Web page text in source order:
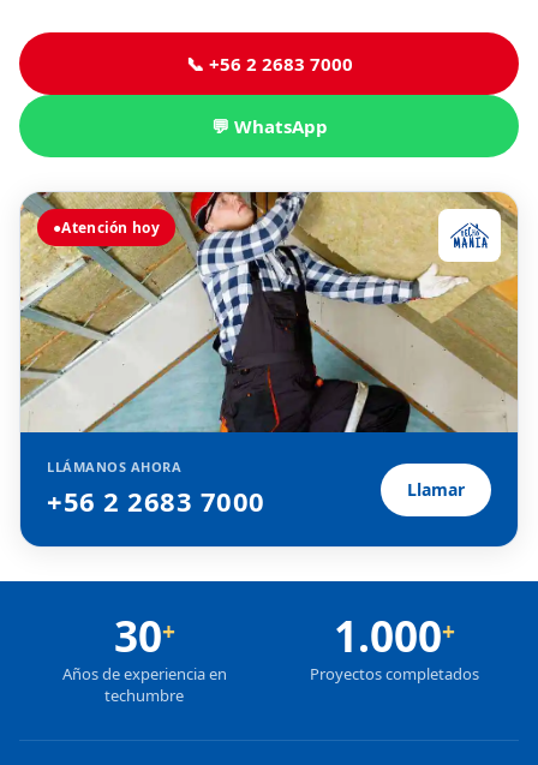
📞 +56 2 2683 7000
💬 WhatsApp
●Atención hoy
LLÁMANOS AHORA
+56 2 2683 7000 Llamar
30+
Años de experiencia en
techumbre
1.000+
Proyectos completados